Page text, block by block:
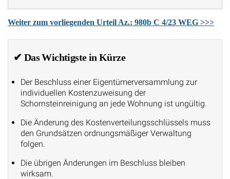
Weiter zum vorliegenden Urteil Az.: 980b C 4/23 WEG >>>
✔ Das Wichtigste in Kürze
Der Beschluss einer Eigentümerversammlung zur
individuellen Kostenzuweisung der
Schornsteinreinigung an jede Wohnung ist ungültig.
Die Änderung des Kostenverteilungsschlüssels muss
den Grundsätzen ordnungsmäßiger Verwaltung
folgen.
Die übrigen Änderungen im Beschluss bleiben
wirksam.